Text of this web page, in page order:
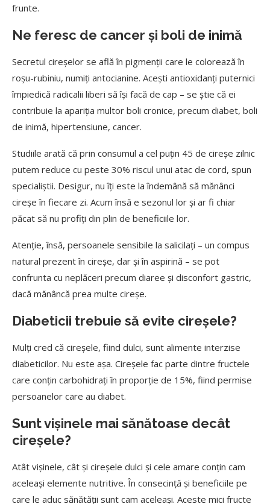
frunte.
Ne feresc de cancer și boli de inimă
Secretul cireșelor se află în pigmenții care le colorează în
roșu-rubiniu, numiți antocianine. Acești antioxidanți puternici
împiedică radicalii liberi să își facă de cap – se știe că ei
contribuie la apariția multor boli cronice, precum diabet, boli
de inimă, hipertensiune, cancer.
Studiile arată că prin consumul a cel puțin 45 de cireșe zilnic
putem reduce cu peste 30% riscul unui atac de cord, spun
specialiștii. Desigur, nu îți este la îndemână să mănânci
cireșe în fiecare zi. Acum însă e sezonul lor și ar fi chiar
păcat să nu profiți din plin de beneficiile lor.
Atenție, însă, persoanele sensibile la salicilați – un compus
natural prezent în cireșe, dar și în aspirină – se pot
confrunta cu neplăceri precum diaree și disconfort gastric,
dacă mănâncă prea multe cireșe.
Diabeticii trebuie să evite cireșele?
Mulți cred că cireșele, fiind dulci, sunt alimente interzise
diabeticilor. Nu este așa. Cireșele fac parte dintre fructele
care conțin carbohidrați în proporție de 15%, fiind permise
persoanelor care au diabet.
Sunt vișinele mai sănătoase decât
cireșele?
Atât vișinele, cât și cireșele dulci și cele amare conțin cam
aceleași elemente nutritive. În consecință și beneficiile pe
care le aduc sănătății sunt cam aceleași. Aceste mici fructe